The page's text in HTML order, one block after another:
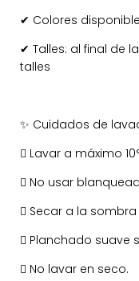
✔ Colores
✔ Talles: al final de
talles
✨ Cuidados de
 Lavar a máximo
 No usar
 Secar a la
 Planchado suave
 No lavar en seco.